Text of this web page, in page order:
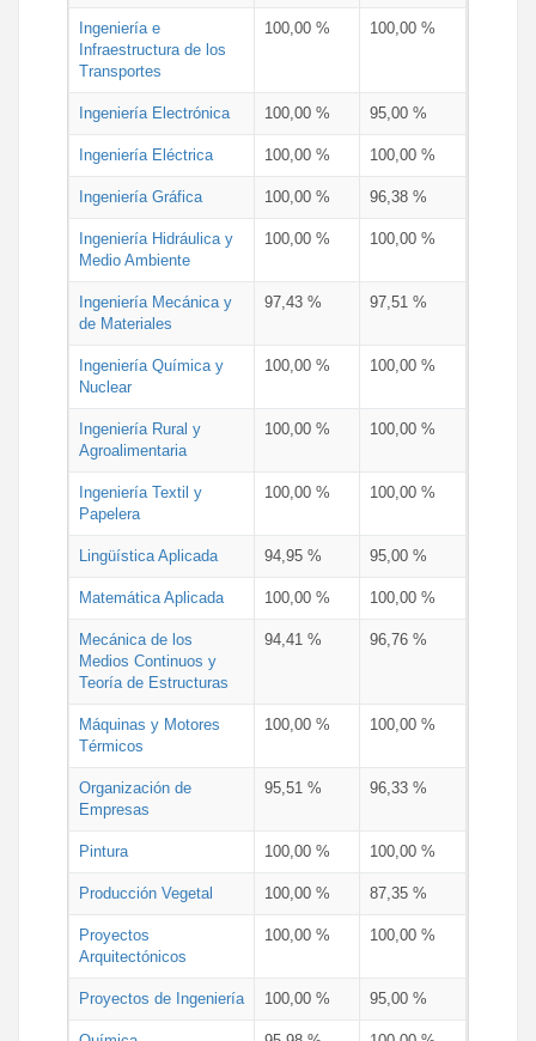
Ingeniería e
Infraestructura de los
Transportes
100,00 % 100,00 %
Ingeniería Electrónica 100,00 % 95,00 %
Ingeniería Eléctrica 100,00 % 100,00 %
Ingeniería Gráfica 100,00 % 96,38 %
Ingeniería Hidráulica y
Medio Ambiente
100,00 % 100,00 %
Ingeniería Mecánica y
de Materiales
97,43 % 97,51 %
Ingeniería Química y
Nuclear
100,00 % 100,00 %
Ingeniería Rural y
Agroalimentaria
100,00 % 100,00 %
Ingeniería Textil y
Papelera
100,00 % 100,00 %
Lingüística Aplicada 94,95 % 95,00 %
Matemática Aplicada 100,00 % 100,00 %
Mecánica de los
Medios Continuos y
Teoría de Estructuras
94,41 % 96,76 %
Máquinas y Motores
Térmicos
100,00 % 100,00 %
Organización de
Empresas
95,51 % 96,33 %
Pintura 100,00 % 100,00 %
Producción Vegetal 100,00 % 87,35 %
Proyectos
Arquitectónicos
100,00 % 100,00 %
Proyectos de Ingeniería 100,00 % 95,00 %